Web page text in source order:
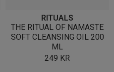
RITUALS
THE RITUAL OF NAMASTE
SOFT CLEANSING OIL 200
ML
249 KR